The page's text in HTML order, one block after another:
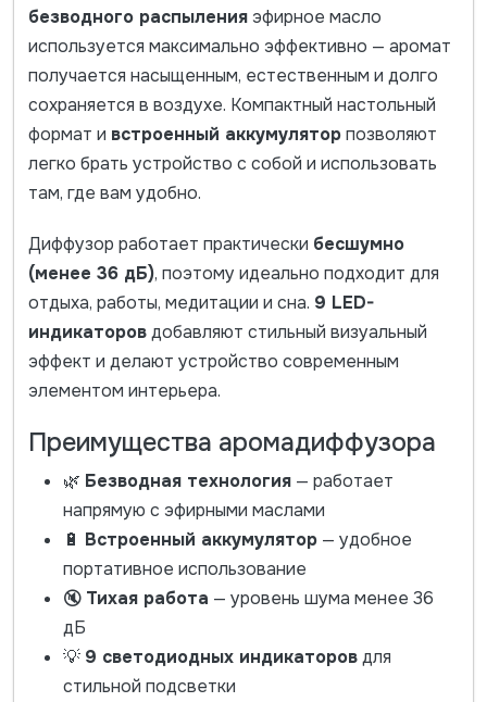
безводного распыленияэфирное масло
используется максимально эффективно — аромат
получается насыщенным, естественным и долго
сохраняется в воздухе. Компактный настольный
формат и встроенный аккумуляторпозволяют
легко брать устройство с собой и использовать
там, где вам удобно.
Диффузор работает практически бесшумно
(менее 36 дБ), поэтому идеально подходит для
отдыха, работы, медитации и сна. 9 LED-
индикаторовдобавляют стильный визуальный
эффект и делают устройство современным
элементом интерьера.
Преимущества аромадиффузора
🌿 Безводная технология— работает
напрямую с эфирными маслами
🔋 Встроенный аккумулятор— удобное
портативное использование
🔇 Тихая работа — уровень шума менее 36
дБ
💡 9 светодиодных индикаторовдля
стильной подсветки